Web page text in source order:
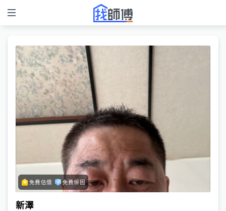
免費估價 免費保固
新澤